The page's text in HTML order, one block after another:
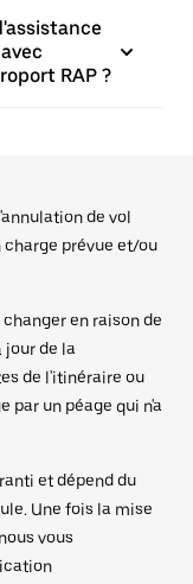
RAP ?
de vol
charge prévue et/ou
en raison de
jour de la
de l'itinéraire ou
par un péage qui n'a
et dépend du
Une fois la mise
vous